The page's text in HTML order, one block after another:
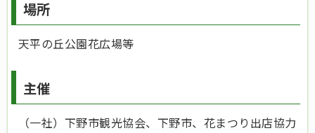
場所
天平の丘公園花広場等
主催
（一社）下野市観光協会、下野市、花まつり出店協力